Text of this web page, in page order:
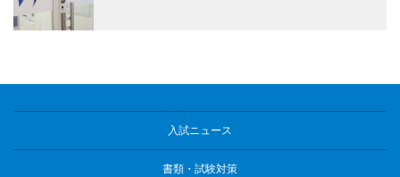
入試ニュース
書類・試験対策